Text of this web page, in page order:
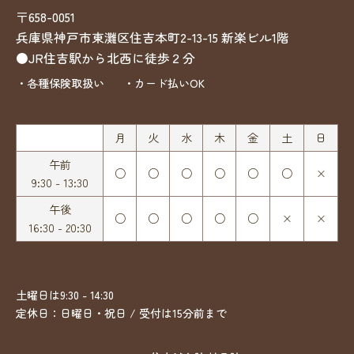
〒658-0051
兵庫県神戸市東灘区住吉本町2-13-15 新楽ビル1階
●JR住吉駅から北西に徒歩２分
・各種保険取扱い ・カード払いOK
月 火 水 木 金 土
日
午前
9:30 - 13:30
○ ○ ○ ○ ○ ○ ×
午後
16:30 - 20:30
○ ○ ○ ○ ○ × ×
土曜日は9:30 - 14:30
定休日：日曜日・祝日 / 受付は15分前まで